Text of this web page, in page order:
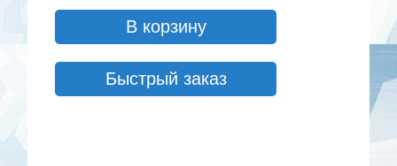
В корзину
Быстрый заказ